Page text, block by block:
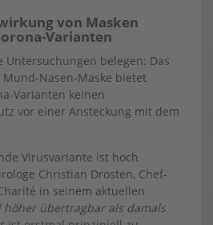
von Masken
Varianten
Untersuchungen belegen: Das
Nasen-Maske bietet
Varianten keinen
vor einer Ansteckung mit dem
Virusvariante ist hoch
Christian Drosten, Chef-
in seinem aktuellen
höher übertragbar als damals